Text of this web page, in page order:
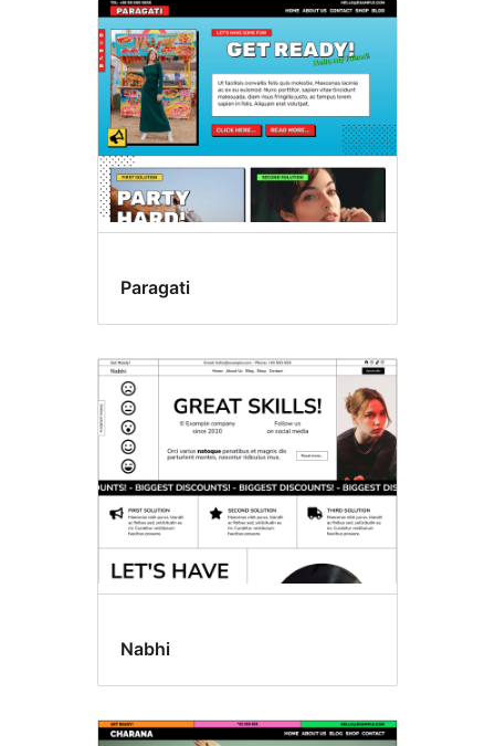
Paragati
Nabhi